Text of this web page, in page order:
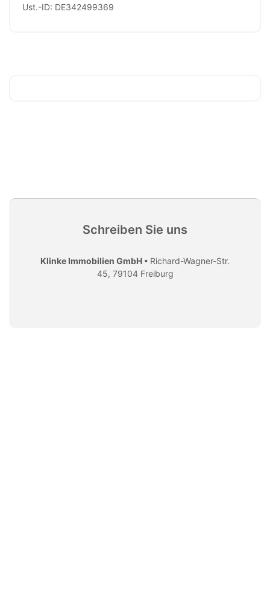
Ust.-ID: DE342499369
Schreiben Sie uns
Klinke Immobilien GmbH • Richard-Wagner-Str.
45, 79104 Freiburg